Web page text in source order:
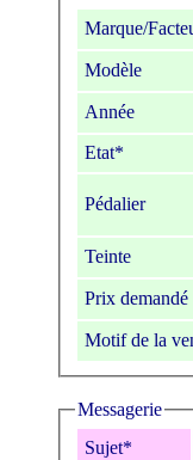
Marque/
Modèle
Année
Etat*
Pédalier
Teinte
Prix demandé
Motif de la
Messagerie
Sujet*